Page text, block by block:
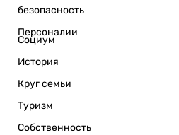
безопасность
Персоналии
Социум
История
Круг семьи
Туризм
Собственность